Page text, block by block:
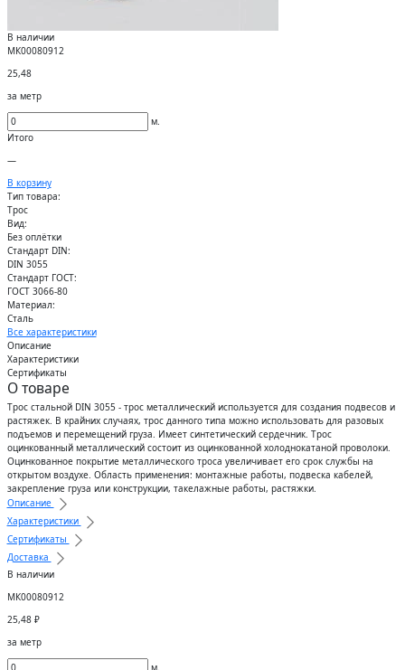
В наличии
МК00080912
25,48
за метр
м.
Итого
—
В корзину
Тип товара:
Трос
Вид:
Без оплётки
Стандарт DIN:
DIN 3055
Стандарт ГОСТ:
ГОСТ 3066-80
Материал:
Сталь
Все характеристики
Описание
Характеристики
Сертификаты
О товаре
Трос стальной DIN 3055 - трос металлический используется для создания подвесов и
растяжек. В крайних случаях, трос данного типа можно использовать для разовых
подъемов и перемещений груза. Имеет синтетический сердечник. Трос
оцинкованный металлический состоит из оцинкованной холоднокатаной проволоки.
Оцинкованное покрытие металлического троса увеличивает его срок службы на
открытом воздухе. Область применения: монтажные работы, подвеска кабелей,
закрепление груза или конструкции, такелажные работы, растяжки.
Описание
Характеристики
Сертификаты
Доставка
В наличии
МК00080912
25,48₽
за метр
м.